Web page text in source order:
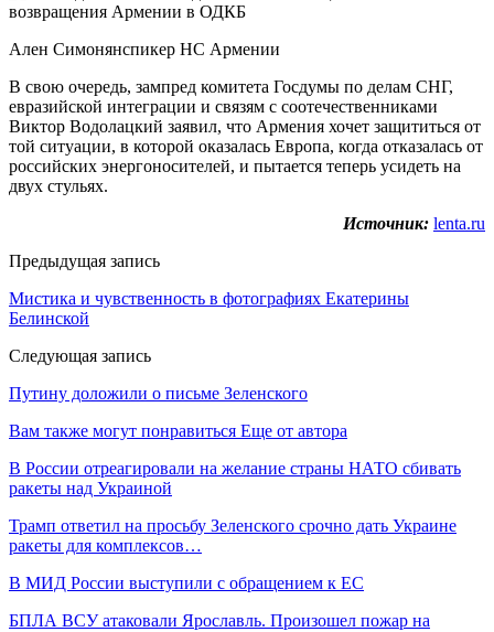
Ален Симонянспикер НС Армении
В свою очередь, зампред комитета Госдумы по делам СНГ,
евразийской интеграции и связям с соотечественниками
Виктор Водолацкий заявил, что Армения хочет защититься от
той ситуации, в которой оказалась Европа, когда отказалась от
российских энергоносителей, и пытается теперь усидеть на
двух стульях.
Источник: lenta.ru
Предыдущая запись
Мистика и чувственность в фотографиях Екатерины
Белинской
Следующая запись
Путину доложили о письме Зеленского
Вам также могут понравиться Еще от автора
В России отреагировали на желание страны НАТО сбивать
ракеты над Украиной
Трамп ответил на просьбу Зеленского срочно дать Украине
ракеты для комплексов…
В МИД России выступили с обращением к ЕС
БПЛА ВСУ атаковали Ярославль. Произошел пожар на